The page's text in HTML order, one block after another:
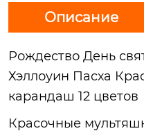
Описание
Рождество День
Хэллоуин Пасха
карандаш 12 цветов
Красочные